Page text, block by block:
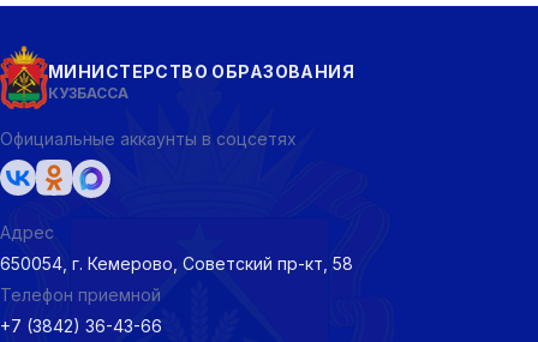
МИНИСТЕРСТВО ОБРАЗОВАНИЯ
КУЗБАССА
Официальные аккаунты в соцсетях
Телефон приемной
+7 (3842) 36-43-66
Адрес
650054, г. Кемерово, Советский пр-кт, 58